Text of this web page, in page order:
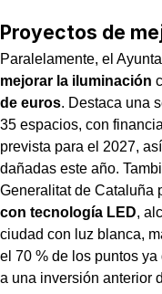
Proyectos de
Paralelamente, el
mejorar la iluminación
de euros. Destaca una
35 espacios, con
prevista para el 2027,
dañadas este año.
Generalitat de Cataluña
con tecnología LED,
ciudad con luz blanca,
el 70 % de los puntos
a una inversión anterior